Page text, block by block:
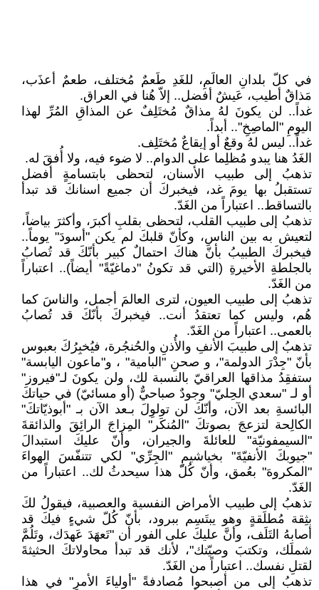
في كلّ بلدانِ العالَمِ، للغَدِ طَعمٌ مُختلف، طعمٌ أعذَب،
مَذاقٌ أطيب، عَيشٌ أفضل.. إلاّ هُنا في العراق.
غداً.. لن يكونَ لهُ مذاقٌ مُختَلِفٌ عن المذاقِ المُرِّ لهذا
اليومِ "الماصِخِ".. أبداً.
غداً.. ليس لهُ وقعٌ أو إيقاعٌ مُختَلِف.
الغَدُ هنا يبدو مُظلِما على الدوام.. لا ضوء فيه، ولا أُفقَ له.
تذهبُ إلى طبيب الأسنان، لتحظى بابتسامةٍ أفضل
تستقبلُ بها يومَ غد، فيخبركَ أن جميع اسنانكَ قد تبدأ
بالتساقط.. اعتباراً من الغَدّ.
تذهبُ إلى طبيب القلب، لتحظى بقلبِ أكبرَ، وأكثرَ بياضاً،
لتعيش به بين الناسِ، وكأنّ قلبكَ لم يكن "أسودَ" يوماً..
فيخبركَ الطبيبُ بأنّ هناكَ احتمالٌ كبير بأنّكَ قد تُصابُ
بالجلطةِ الأخيرةِ (التي قد تكونُ "دماغيّةً" أيضاً).. اعتباراً
من الغَدّ.
تذهبُ إلى طبيب العيون، لترى العالمَ أجمل، والناسَ كما
هُم، وليس كما تعتقدُ أنت.. فيخبركَ بأنّكَ قد تُصابُ
بالعمى.. اعتباراً من الغَدّ.
تذهبُ إلى طبيبَ الأنفِ والأُذنِ والحُنجُرة، فيُخبِرُكَ بعبوس
بأنّ "جِدْرَ الدولمة"، و صحنِ "البامية" ، و"ماعون اليابسة"
ستفقِدُ مذاقها العراقيّ بالنسبة لك، ولن يكونَ لـ"فيروز"
أو لـ "سعدي الحِليّ" وجودٌ صباحيٌّ (أو مسائيّ) في حياتكَ
البائسةِ بعد الآن، وأنّكَ لن تولوِلَ بـعد الآن بـ "أبوذيّاتكَ"
الكالِحة لتزعجَ بصوتكَ "المُنكَر" المِزاجَ الرائِقَ والذائقةَ
"السيمفونيّة" للعائلةَ والجيران، وأنّ عليكَ استبدالَ
"جيوبكَ الأنفيّةَ" بخياشيمِ "الجِرِّي" لكي تتنفّسَ الهواءَ
"المكروهَ" بعُمق، وأنّ كُلّ هذا سيحدثُ لك.. اعتباراً من
الغَدّ.
تذهبُ إلى طبيب الأمراض النفسية والعصبية، فيقولُ لكَ
بثِقة مُطلَقةٍ وهو يبتَسِم ببرود، بأنّ كُلّ شيءٍ فيكَ قد
أصابهُ التَلَف، وأنَّ عليكَ على الفور أن "تَعهَدَ عَهدَك، وتَلُمَّ
شملَك، وتكتبَ وصيّتك"، لأنك قد تبدأ محاولاتكَ الحثيثةَ
لقتلِ نفسك.. اعتباراً من الغَدّ.
تذهبُ إلى من أصبحوا مُصادفةً "أولياءَ الأمرِ" في هذا